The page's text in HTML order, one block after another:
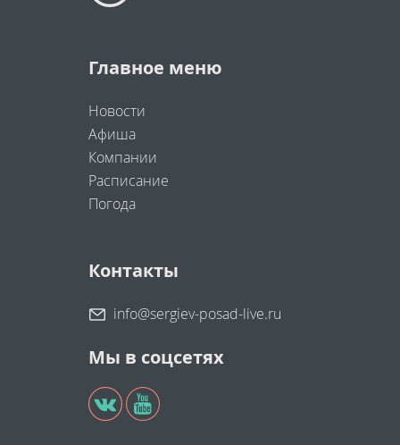
Главное меню
Новости
Афиша
Компании
Расписание
Погода
Контакты
info@sergiev-posad-live.ru
Мы в соцсетях